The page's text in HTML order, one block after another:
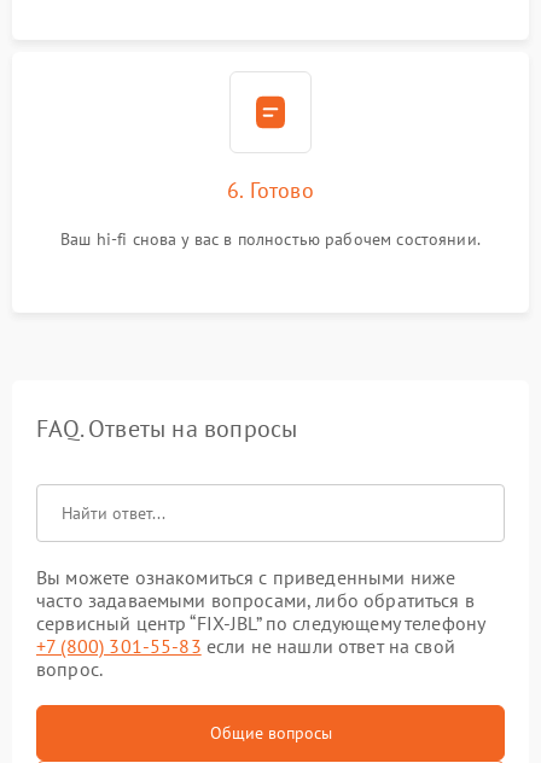
6. Готово
Ваш hi-fi снова у вас в полностью рабочем состоянии.
FAQ. Ответы на вопросы
Вы можете ознакомиться с приведенными ниже
часто задаваемыми вопросами, либо обратиться в
сервисный центр “FIX-JBL” по следующему телефону
+7 (800) 301-55-83 если не нашли ответ на свой
вопрос.
Общие вопросы